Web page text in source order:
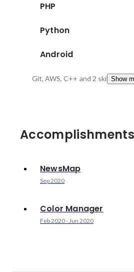
PHP
Python
Android
Git, AWS, C++ and 2 skillsShow
NewsMap
Sep 2020
Color Manager
Feb 2020-Jun 2020